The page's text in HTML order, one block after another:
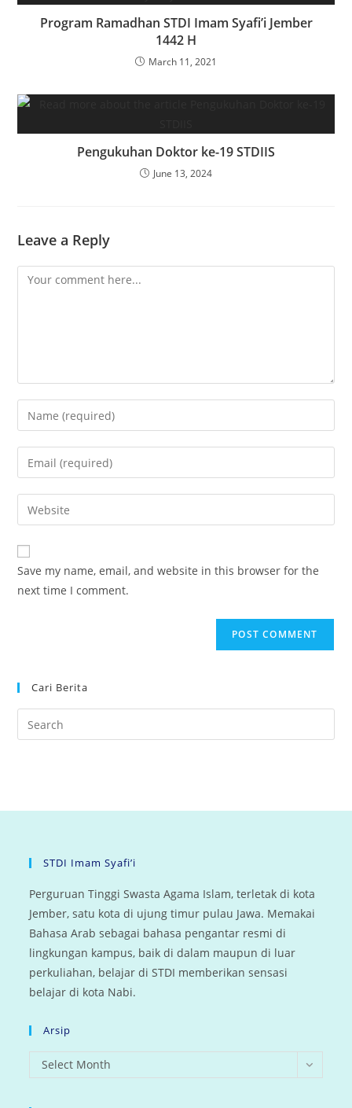
Program Ramadhan STDI Imam Syafi’i Jember
1442 H
March 11, 2021
Pengukuhan Doktor ke-19 STDIIS
June 13, 2024
Leave a Reply
Comment
Enter
your
name
comment
Enter
your
email
address
comment
Enter
your
website
URL
(optional)
Save my name, email, and website in this browser for the
next time I comment.
Cari Berita
STDI Imam Syafi’i
Perguruan Tinggi Swasta Agama Islam, terletak di kota
Jember, satu kota di ujung timur pulau Jawa. Memakai
Bahasa Arab sebagai bahasa pengantar resmi di
lingkungan kampus, baik di dalam maupun di luar
perkuliahan, belajar di STDI memberikan sensasi
belajar di kota Nabi.
Arsip
arsip
Select Month